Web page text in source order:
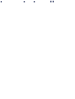
originally
album